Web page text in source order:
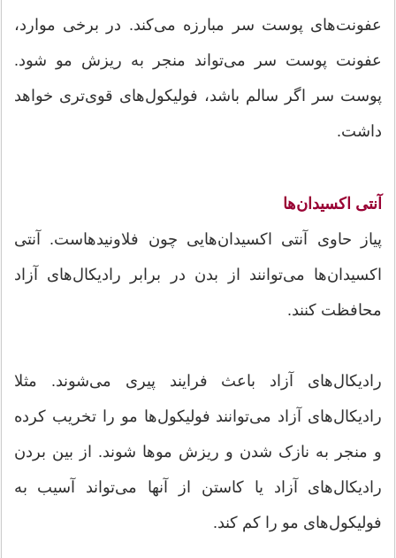
عفونت‌های پوست سر مبارزه می‌کند. در برخی موارد،
عفونت پوست سر می‌تواند منجر به ریزش مو شود.
پوست سر اگر سالم باشد، فولیکول‌های قوی‌تری خواهد
داشت.
آنتی اکسیدان‌ها
پیاز حاوی آنتی اکسیدان‌هایی چون فلاونیدهاست. آنتی
اکسیدان‌ها می‌توانند از بدن در برابر رادیکال‌های آزاد
محافظت کنند.
رادیکال‌های آزاد باعث فرایند پیری می‌شوند. مثلا
رادیکال‌های آزاد می‌توانند فولیکول‌ها مو را تخریب کرده
و منجر به نازک شدن و ریزش موها شوند. از بین بردن
رادیکال‌های آزاد یا کاستن از آنها می‌تواند آسیب به
فولیکول‌های مو را کم کند.